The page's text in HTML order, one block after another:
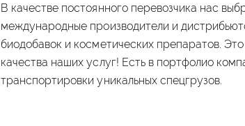
В качестве постоянного перевозчика нас
международные производители и
биодобавок и косметических препаратов.
качества наших услуг! Есть в портфолио
транспортировки уникальных спецгрузов.